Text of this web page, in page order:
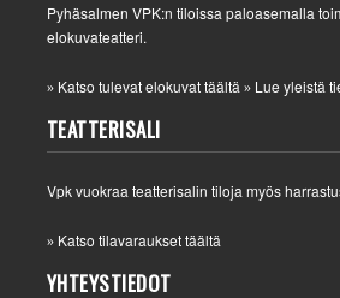
Pyhäsalmen VPK:n tiloissa paloasemalla
elokuvateatteri.
» Katso tulevat elokuvat täältä » Lue yleistä
TEATTERISALI
Vpk vuokraa teatterisalin tiloja myös
» Katso tilavaraukset täältä
YHTEYSTIEDOT